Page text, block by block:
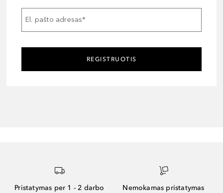
El. pašto adresas*
REGISTRUOTIS
Pristatymas per 1 - 2 darbo
Nemokamas pristatymas